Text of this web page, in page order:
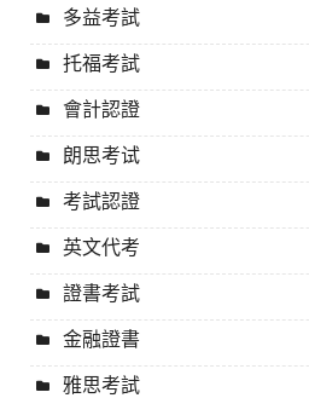
多益考試
托福考試
會計認證
朗思考试
考試認證
英文代考
證書考試
金融證書
雅思考試